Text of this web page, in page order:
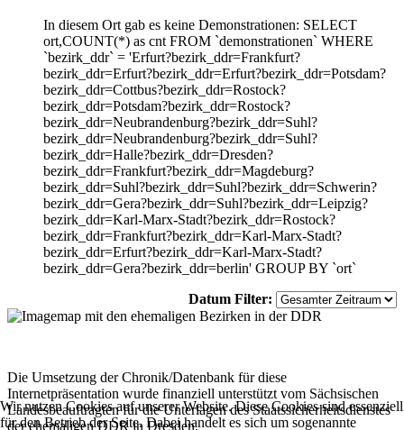
In diesem Ort gab es keine Demonstrationen: SELECT
ort,COUNT(*) as cnt FROM `demonstrationen` WHERE
`bezirk_ddr` = 'Erfurt?bezirk_ddr=Frankfurt?
bezirk_ddr=Erfurt?bezirk_ddr=Erfurt?bezirk_ddr=Potsdam?
bezirk_ddr=Cottbus?bezirk_ddr=Rostock?
bezirk_ddr=Potsdam?bezirk_ddr=Rostock?
bezirk_ddr=Neubrandenburg?bezirk_ddr=Suhl?
bezirk_ddr=Neubrandenburg?bezirk_ddr=Suhl?
bezirk_ddr=Halle?bezirk_ddr=Dresden?
bezirk_ddr=Frankfurt?bezirk_ddr=Magdeburg?
bezirk_ddr=Suhl?bezirk_ddr=Suhl?bezirk_ddr=Schwerin?
bezirk_ddr=Gera?bezirk_ddr=Suhl?bezirk_ddr=Leipzig?
bezirk_ddr=Karl-Marx-Stadt?bezirk_ddr=Rostock?
bezirk_ddr=Frankfurt?bezirk_ddr=Karl-Marx-Stadt?
bezirk_ddr=Erfurt?bezirk_ddr=Karl-Marx-Stadt?
bezirk_ddr=Gera?bezirk_ddr=berlin' GROUP BY `ort`
Datum Filter:
Die Umsetzung der Chronik/Datenbank für diese
Internetpräsentation wurde finanziell unterstützt vom Sächsischen
Landesbeauftragten für die Unterlagen des Staatssicherheitsdienstes
der ehemaligen DDR in Dresden.
Wir nutzen Cookies auf unserer Website. Diese Cookies sind essenziell
für den Betrieb der Seite. Dabei handelt es sich um sogenannte